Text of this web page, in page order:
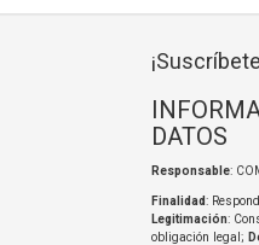
DATOS
Responsable:
Finalidad:
Legitimación:
obligación legal;